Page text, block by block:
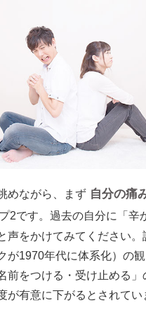
めながら、まず 自分の痛
2です。過去の自分に「辛
声をかけてみてください
が1970年代に体系化）の観
前をつける・受け止める」
が有意に下がるとされてい